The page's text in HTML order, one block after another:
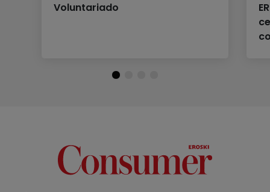
Voluntariado